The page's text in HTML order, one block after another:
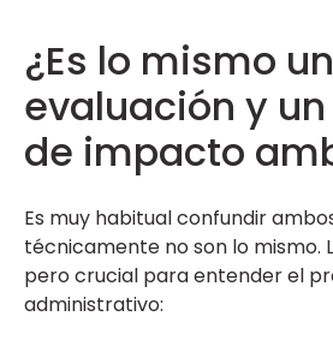
¿Es lo mismo
evaluación y
de impacto
Es muy habitual confundir
técnicamente no son lo mismo.
pero crucial para entender el
administrativo: